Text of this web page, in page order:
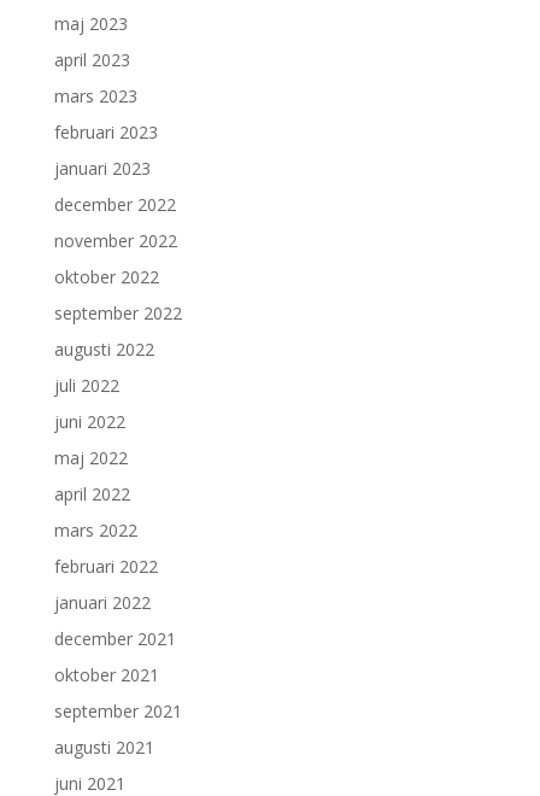
maj 2023
april 2023
mars 2023
februari 2023
januari 2023
december 2022
november 2022
oktober 2022
september 2022
augusti 2022
juli 2022
juni 2022
maj 2022
april 2022
mars 2022
februari 2022
januari 2022
december 2021
oktober 2021
september 2021
augusti 2021
juni 2021